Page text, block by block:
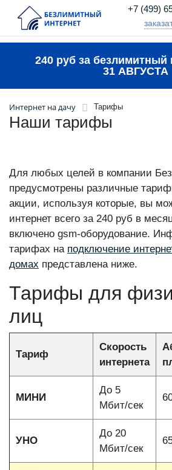
+7 (499)
240 руб за безлимитный
31 АВГУСТА
Интернет на дачу Тарифы
Наши тарифы
Для любых целей в компании
предусмотрены различные
акции, используя которые, вы
интернет всего за 240 руб в
включено gsm-оборудование.
тарифах на подключение
домах представлена ниже.
Тарифы для
лиц
Тариф
Скорость
интернета
МИНИ
До 5
Мбит/сек
УНО
До 20
Мбит/сек